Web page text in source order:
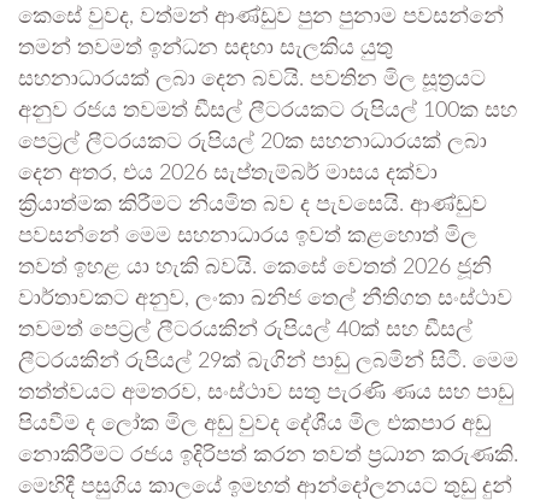
කෙසේ වුවද, වත්මන් ආණ්ඩුව පුන පුනාම පවසන්නේ
තමන් තවමත් ඉන්ධන සඳහා සැලකිය යුතු
සහනාධාරයක් ලබා දෙන බවයි. පවතින මිල සූත්‍රයට
අනුව රජය තවමත් ඩීසල් ලීටරයකට රුපියල් 100ක සහ
පෙට්‍රල් ලීටරයකට රුපියල් 20ක සහනාධාරයක් ලබා
දෙන අතර, එය 2026 සැප්තැම්බර් මාසය දක්වා
ක්‍රියාත්මක කිරීමට නියමිත බව ද පැවසෙයි. ආණ්ඩුව
පවසන්නේ මෙම සහනාධාරය ඉවත් කළහොත් මිල
තවත් ඉහළ යා හැකි බවයි. කෙසේ වෙතත් 2026 ජූනි
වාර්තාවකට අනුව, ලංකා ඛනිජ තෙල් නීතිගත සංස්ථාව
තවමත් පෙට්‍රල් ලීටරයකින් රුපියල් 40ක් සහ ඩීසල්
ලීටරයකින් රුපියල් 29ක් බැගින් පාඩු ලබමින් සිටී. මෙම
තත්ත්වයට අමතරව, සංස්ථාව සතු පැරණි ණය සහ පාඩු
පියවීම ද ලෝක මිල අඩු වුවද දේශීය මිල එකපාර අඩු
නොකිරීමට රජය ඉදිරිපත් කරන තවත් ප්‍රධාන කරුණකි.
මෙහිදී පසුගිය කාලයේ ඉමහත් ආන්දෝලනයට තුඩු දුන්